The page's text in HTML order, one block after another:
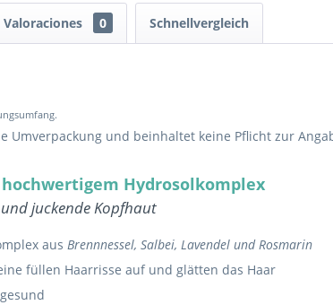
Valoraciones 0 Schnellvergleich
Umverpackung und beinhaltet keine Pflicht zur
Hydrosolkomplex
juckende Kopfhaut
aus Brennnessel, Salbei, Lavendel und Rosmarin
füllen Haarrisse auf und glätten das Haar